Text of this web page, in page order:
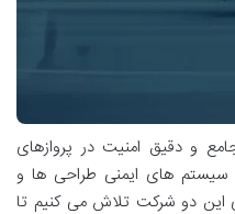
و دقیق امنیت در پروازهای
سیستم های ایمنی طراحی ها و
این دو شرکت تلاش می کنیم تا